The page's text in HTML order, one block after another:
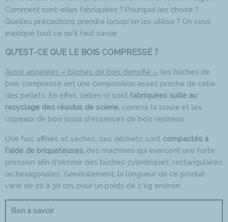
Comment sont-elles fabriquées ? Pourquoi les choisir ?
Quelles précautions prendre lorsqu’on les utilise ? On vous
explique tout ce qu’il faut savoir.
QU’EST-CE QUE LE BOIS COMPRESSÉ ?
Aussi appelées « bûches de bois densifié », les bûches de
bois compressé ont une composition assez proche de celle
des pellets. En effet, celles-ci sont fabriquées suite au
recyclage des résidus de scierie, comme la sciure et les
copeaux de bois issus d’essences de bois résineux.
Une fois affinés et séchés, ces déchets sont compactés à
l’aide de briqueteuses, des machines qui exercent une forte
pression afin d’obtenir des bûches cylindriques, rectangulaires
ou hexagonales. Généralement, la longueur de ce produit
varie de 20 à 30 cm, pour un poids de 2 kg environ.
Bon à savoir